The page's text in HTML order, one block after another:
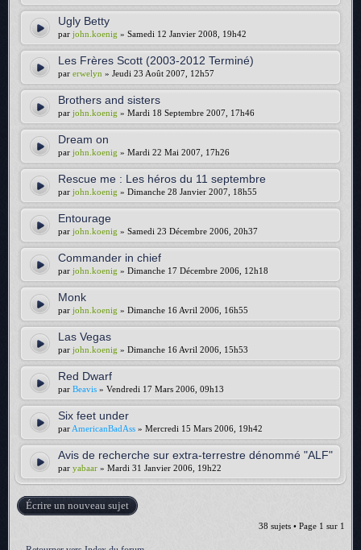
Ugly Betty
par john.koenig » Samedi 12 Janvier 2008, 19h42
Les Frères Scott (2003-2012 Terminé)
par erwelyn » Jeudi 23 Août 2007, 12h57
Brothers and sisters
par john.koenig » Mardi 18 Septembre 2007, 17h46
Dream on
par john.koenig » Mardi 22 Mai 2007, 17h26
Rescue me : Les héros du 11 septembre
par john.koenig » Dimanche 28 Janvier 2007, 18h55
Entourage
par john.koenig » Samedi 23 Décembre 2006, 20h37
Commander in chief
par john.koenig » Dimanche 17 Décembre 2006, 12h18
Monk
par john.koenig » Dimanche 16 Avril 2006, 16h55
Las Vegas
par john.koenig » Dimanche 16 Avril 2006, 15h53
Red Dwarf
par Beavis » Vendredi 17 Mars 2006, 09h13
Six feet under
par AmericanBadAss » Mercredi 15 Mars 2006, 19h42
Avis de recherche sur extra-terrestre dénommé "ALF"
par yabaar » Mardi 31 Janvier 2006, 19h22
Écrire un nouveau sujet
38 sujets • Page 1 sur 1